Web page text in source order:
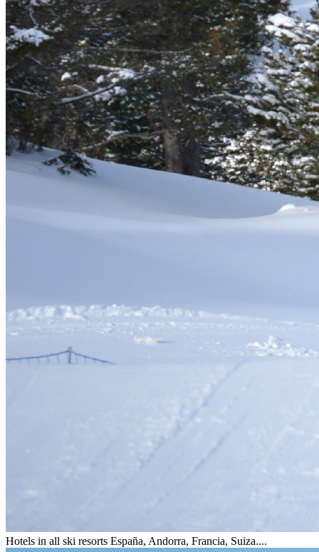
Hotels in all ski resorts España, Andorra, Francia, Suiza....